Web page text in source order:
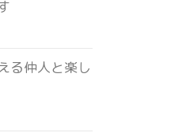
る仲人と楽し